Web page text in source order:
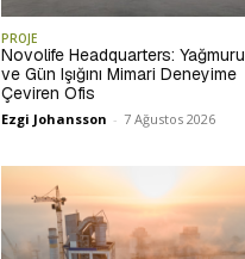
PROJE
Novolife Headquarters: Yağmuru
ve Gün Işığını Mimari Deneyime
Çeviren Ofis
Ezgi Johansson - 7 Ağustos 2026